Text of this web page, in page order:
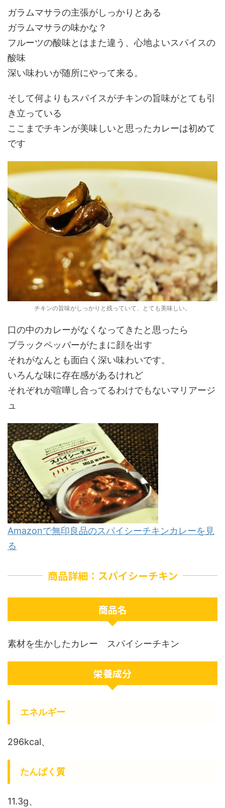
ガラムマサラの主張がしっかりとある
ガラムマサラの味かな？
フルーツの酸味とはまた違う、心地よいスパイスの
酸味
深い味わいが随所にやって来る。
そして何よりもスパイスがチキンの旨味がとても引
き立っている
ここまでチキンが美味しいと思ったカレーは初めて
です
チキンの旨味がしっかりと残っていて、とても美味しい。
口の中のカレーがなくなってきたと思ったら
ブラックペッパーがたまに顔を出す
それがなんとも面白く深い味わいです。
いろんな味に存在感があるけれど
それぞれが喧嘩し合ってるわけでもないマリアージ
ュ
Amazonで無印良品のスパイシーチキンカレーを見
る
商品詳細：スパイシーチキン
商品名
素材を生かしたカレー スパイシーチキン
栄養成分
エネルギー
296kcal、
たんぱく質
11.3g、